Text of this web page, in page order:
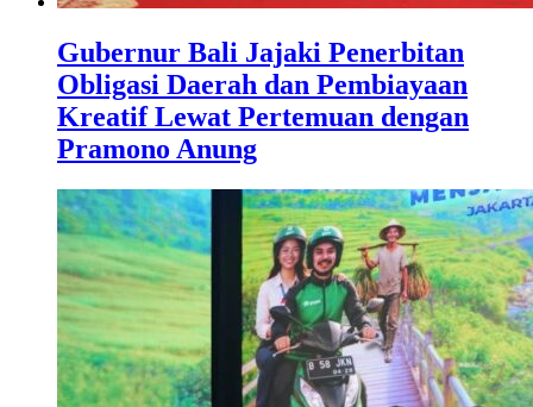
Gubernur Bali Jajaki Penerbitan
Obligasi Daerah dan Pembiayaan
Kreatif Lewat Pertemuan dengan
Pramono Anung